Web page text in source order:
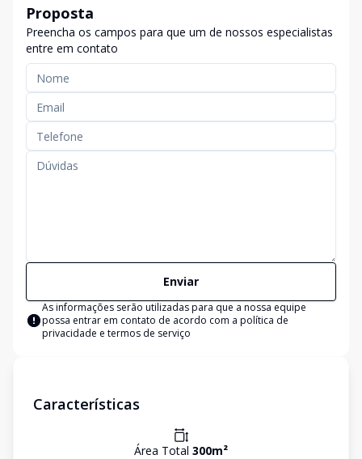
Proposta
Preencha os campos para que um de nossos especialistas
entre em contato
Enviar
As informações serão utilizadas para que a nossa equipe
possa entrar em contato de acordo com a política de
privacidade e termos de serviço
Características
Área Total 300m²